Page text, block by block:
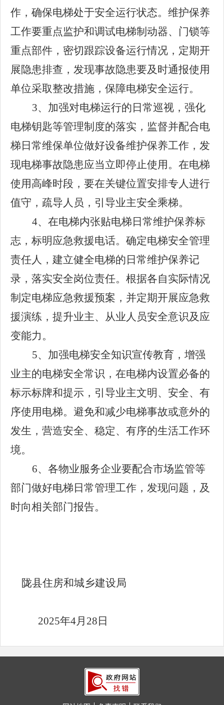
作，确保电梯处于安全运行状态。维护保养
工作要重点监护和调试电梯制动器、门锁等
重点部件，密切跟踪设备运行情况，定期开
展隐患排查，发现事故隐患要及时通报使用
单位采取整改措施，保障电梯安全运行。
3、加强对电梯运行的日常巡视，强化
电梯钥匙等管理制度的落实，监督并配合电
梯日常维保单位做好设备维护保养工作，发
现电梯事故隐患应当立即停止使用。在电梯
使用高峰时段，要在关键位置安排专人进行
值守，疏导人员 ，引导业主安全乘梯。
4、在电梯内张贴电梯日常维护保养标
志，标明应急救援电话。确定电梯安全管理
责任人，建立健全电梯的日常维护保养记
录，落实安全岗位责任。根据各自实际情况
制定电梯应急救援预案，并定期开展应急救
援演练，提升业主、从业人员安全意识及应
变能力。
5、 加强电梯安全知识宣传教育，增强
业主的电梯安全常识， 在电梯内设置必备的
标示标牌和提示， 引导业主文明、安全、有
序使用电梯。 避免和减少电梯事故或意外的
发生，营造安全、稳定、有序的生活工作环
境。
6、 各物业服务企业要配合市场监管等
部门做好电梯日常管理工作 ，发现问题，及
时向相关部门报告。
陇县住房和城乡建设局
2025年4月 28 日